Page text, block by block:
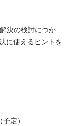
決の検討につか
に使えるヒントを
定）